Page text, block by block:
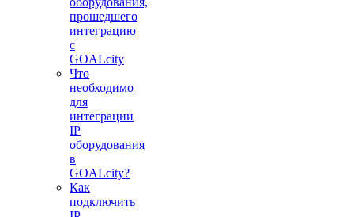
прошедшего
интеграцию
с
GOALcity
Что
необходимо
для
интеграции
IP
оборудования
в
GOALcity?
Как
подключить